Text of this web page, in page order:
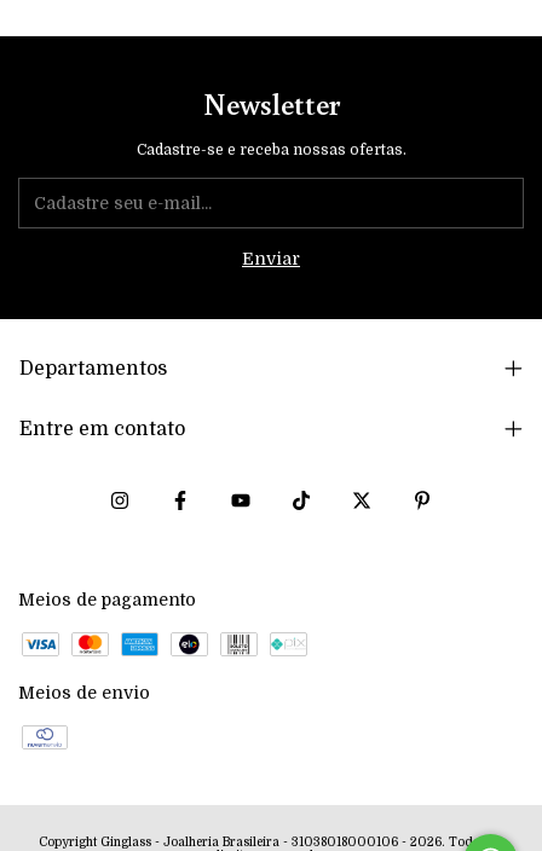
Newsletter
Cadastre-se e receba nossas ofertas.
Departamentos
Entre em contato
Meios de pagamento
Meios de envio
Copyright Ginglass - Joalheria Brasileira - 31038018000106 - 2026. Todos os